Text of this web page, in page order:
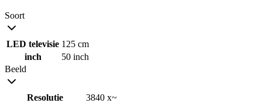
Soort
LED televisie 125 cm
inch
50 inch
Beeld
Resolutie
3840 x~